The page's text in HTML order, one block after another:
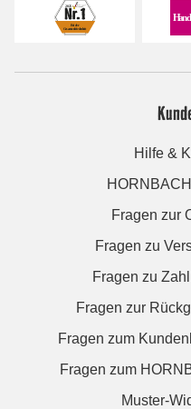
Hilfe &
Fragen zur
Fragen zu
Fragen zu
Fragen zur
Fragen zum
Fragen zum
Muster-